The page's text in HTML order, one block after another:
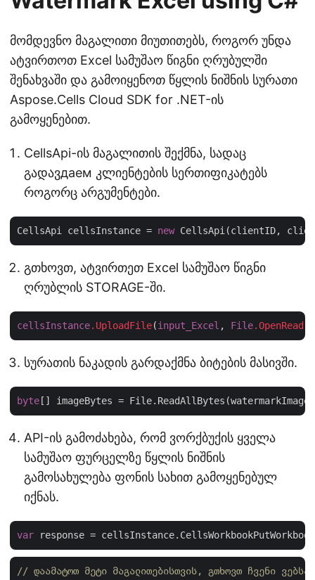
მომდევნო მაგალითი მიუთითებს, როგორ უნდა
ატვირთოთ Excel სამუშაო წიგნი ღრუბულში
შენახვაში და გამოიყენოთ წყლის ნიშნის სურათი
Aspose.Cells Cloud SDK for .NET-ის
გამოყენებით.
CellsApi-ის მაგალითის შექმნა, სადაც
გადავдаем კლიენტების სერთიფიკატებს
როგორც არგუმენტები.
CellsApi cellsInstance = new
გთხოვთ, ატვირთეთ Excel სამუშაო წიგნი
ღრუბლის STORAGE-ში.
cellsInstance.UploadFile(input_Excel , File.OpenRead
სურათის ნაკადის გარდაქმნა ბიტების მასივში.
byte
API-ის გამოძახება, რომ ვორქბუქის ყველა
სამუშაო ფურცელზე წყლის ნიშნის
გამოსახულება ფონის სახით გამოყენებულ
იქნას.
var response =
// დაამატოთ მეტი მაგალითებისთვის, გთხოვთ ჩვენი